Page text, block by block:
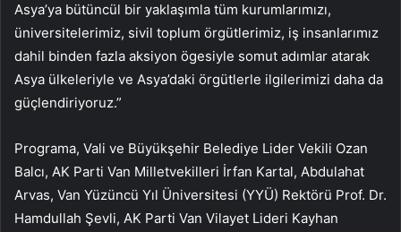
Asya’ya bütüncül bir yaklaşımla tüm kurumlarımızı,
üniversitelerimiz, sivil toplum örgütlerimiz, iş insanlarımız
dahil binden fazla aksiyon ögesiyle somut adımlar atarak
Asya ülkeleriyle ve Asya’daki örgütlerle ilgilerimizi daha da
güçlendiriyoruz.”
Programa, Vali ve Büyükşehir Belediye Lider Vekili Ozan
Balcı, AK Parti Van Milletvekilleri İrfan Kartal, Abdulahat
Arvas, Van Yüzüncü Yıl Üniversitesi (YYÜ) Rektörü Prof. Dr.
Hamdullah Şevli, AK Parti Van Vilayet Lideri Kayhan